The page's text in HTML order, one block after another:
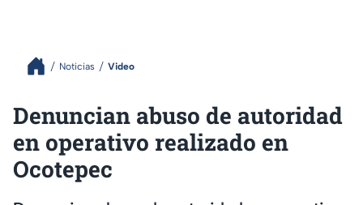
Noticias Video
Denuncian abuso de autoridad
en operativo realizado en
Ocotepec